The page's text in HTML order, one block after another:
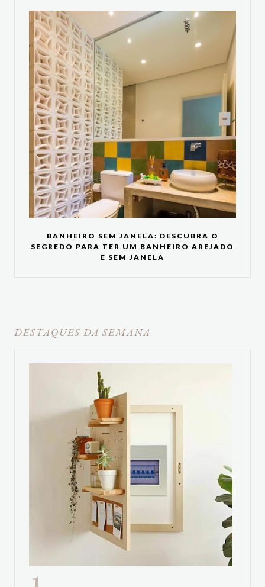
BANHEIRO SEM JANELA: DESCUBRA O
SEGREDO PARA TER UM BANHEIRO AREJADO
E SEM JANELA
DESTAQUES DA SEMANA